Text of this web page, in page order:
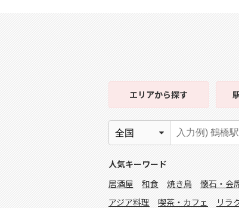
エリアから探す
人気キーワード
居酒屋
和食 焼き鳥 懐石・会
アジア料理
喫茶・カフェ リラ